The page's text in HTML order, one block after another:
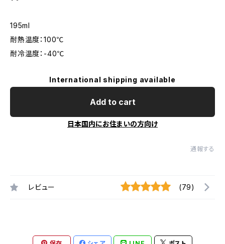
195ml
耐熱温度：100℃
耐冷温度：-40℃
International shipping available
Add to cart
日本国内にお住まいの方向け
通報する
レビュー (79)